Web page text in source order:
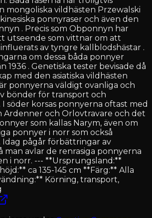
mongoliska vildhästen Przewalski
ponnyraser och även den
. Precis som Obponnyn har
utseende som vittnar om att
av tyngre kallblodshästar .
om dessa båda ponnyer
1936 . Genetiska tester bevisade då
med den asiatiska vildhästen
ponnyerna väldigt ovanliga och
bönder för transport och
söder korsas ponnyerna oftast med
Ardenner och Orlovtravare och det
som kallas Narym, även om
ponnyer i norr som också
Idag pågår förbättringar av
man avlar de renrasiga ponnyerna
i norr. --- **Ursprungsland:**
ca 135-145 cm **Färg:** Alla
Körning, transport,